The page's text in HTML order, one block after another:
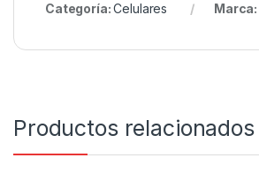
Categoría:Celulares Marca:
Productos relacionados